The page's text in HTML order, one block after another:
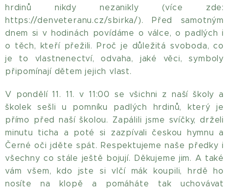
hrdinů nikdy nezanikly (více zde:
https://denveteranu.cz/sbirka/). Před samotným
dnem si v hodinách povídáme o válce, o padlých i
o těch, kteří přežili. Proč je důležitá svoboda, co
je to vlastnenectví, odvaha, jaké věci, symboly
připomínají dětem jejich vlast.
V pondělí 11. 11. v 11:00 se všichni z naší školy a
školek sešli u pomníku padlých hrdinů, který je
přímo před naší školou. Zapálili jsme svíčky, drželi
minutu ticha a poté si zazpívali českou hymnu a
Černé oči jděte spát. Respektujeme naše předky i
všechny co stále ještě bojují. Děkujeme jim. A také
vám všem, kdo jste si vlčí mák koupili, hrdě ho
nosíte na klopě a pomáháte tak uchovávat